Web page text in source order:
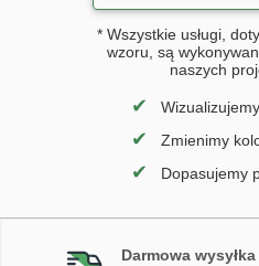
* Wszystkie usługi,
wzoru, są
naszych
✔
✔ Zmienimy
✔ Dopasujemy
Darmowa